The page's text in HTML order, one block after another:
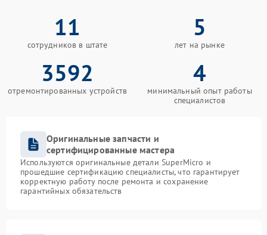
11
сотрудников в штате
5
лет на рынке
3592
отремонтированных устройств
4
минимальный опыт работы
специалистов
Оригинальные запчасти и
сертифицированные мастера
Используются оригинальные детали SuperMicro и
прошедшие сертификацию специалисты, что гарантирует
корректную работу после ремонта и сохранение
гарантийных обязательств